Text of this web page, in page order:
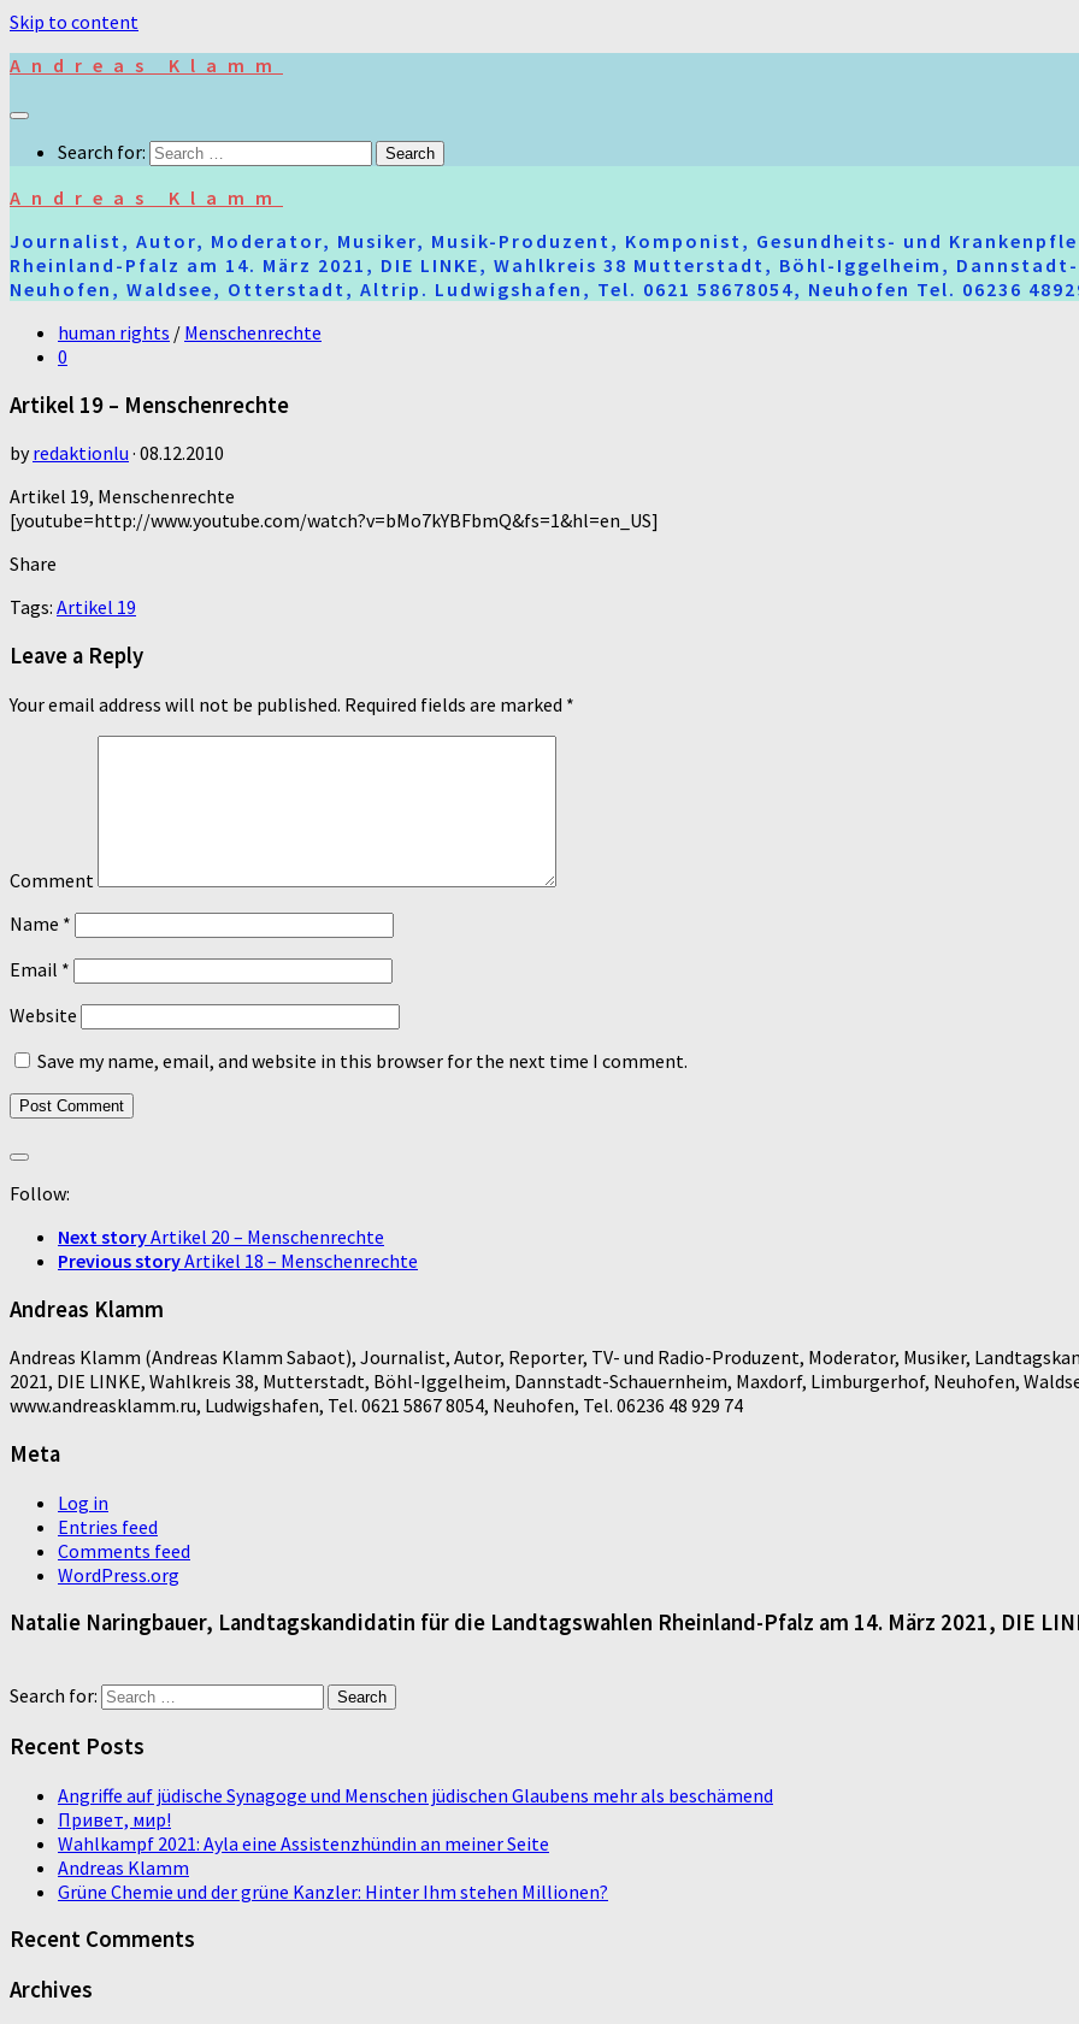
Skip to content
Andreas Klamm
Search for:
Andreas Klamm
Journalist, Autor, Moderator, Musiker, Musik-Produzent, Komponist, Gesundheits- und
Rheinland-Pfalz am 14. März 2021, DIE LINKE, Wahlkreis 38 Mutterstadt, Böhl-Iggelheim,
Neuhofen, Waldsee, Otterstadt, Altrip. Ludwigshafen, Tel. 0621 58678054, Neuhofen Tel. 06236
human rights / Menschenrechte
0
Artikel 19 – Menschenrechte
byredaktionlu · 08.12.2010
Artikel 19, Menschenrechte
[youtube=http://www.youtube.com/watch?v=bMo7kYBFbmQ&fs=1&hl=en_US]
Share
Tags: Artikel 19
Leave a Reply
Your email address will not be published. Required fields are marked *
Comment
Name *
Email *
Website
Save my name, email, and website in this browser for the next time I comment.
Follow:
Next storyArtikel 20 – Menschenrechte
Previous storyArtikel 18 – Menschenrechte
Andreas Klamm
Andreas Klamm (Andreas Klamm Sabaot), Journalist, Autor, Reporter, TV- und Radio-Produzent, Moderator, Musiker,
2021, DIE LINKE, Wahlkreis 38, Mutterstadt, Böhl-Iggelheim, Dannstadt-Schauernheim, Maxdorf, Limburgerhof, Neuhofen,
www.andreasklamm.ru, Ludwigshafen, Tel. 0621 5867 8054, Neuhofen, Tel. 06236 48 929 74
Meta
Log in
Entries feed
Comments feed
WordPress.org
Natalie Naringbauer, Landtagskandidatin für die Landtagswahlen Rheinland-Pfalz am 14. März 2021, DIE
Search for:
Recent Posts
Angriffe auf jüdische Synagoge und Menschen jüdischen Glaubens mehr als beschämend
Привет, мир!
Wahlkampf 2021: Ayla eine Assistenzhündin an meiner Seite
Andreas Klamm
Grüne Chemie und der grüne Kanzler: Hinter Ihm stehen Millionen?
Recent Comments
Archives